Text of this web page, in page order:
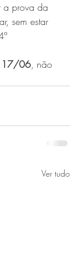
a prova da
sem estar
17/06, não
Ver tudo